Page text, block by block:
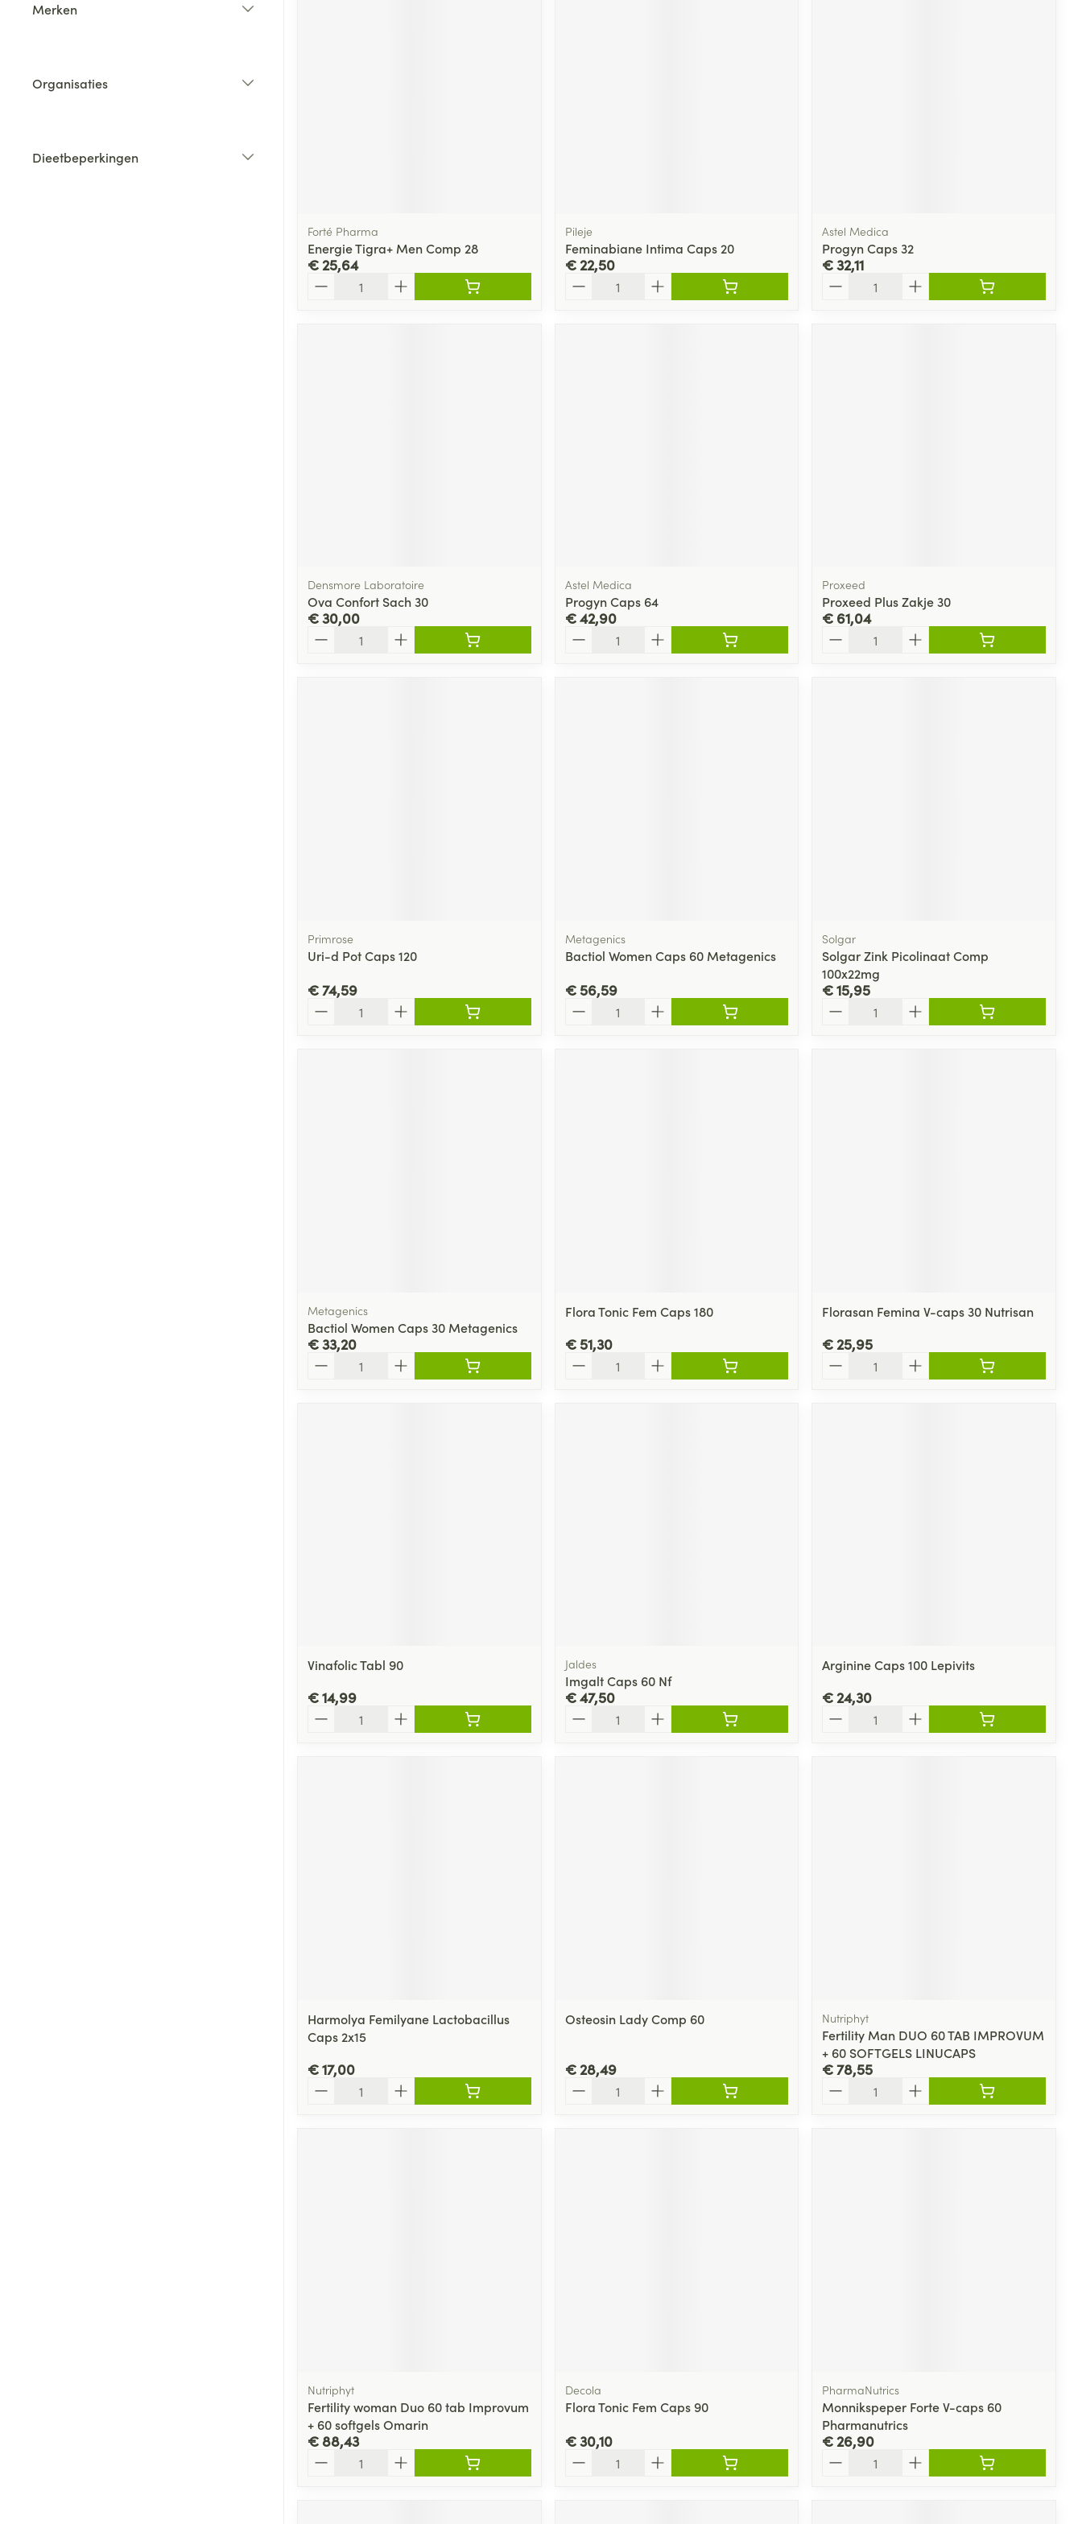
Merken
Organisaties
Dieetbeperkingen
Forté Pharma
Energie Tigra+ Men Comp 28
€ 25,64
Pileje
Feminabiane Intima Caps 20
€ 22,50
Astel Medica
Progyn Caps 32
€ 32,11
Densmore Laboratoire
Ova Confort Sach 30
€ 30,00
Astel Medica
Progyn Caps 64
€ 42,90
Proxeed
Proxeed Plus Zakje 30
€ 61,04
Primrose
Uri-d Pot Caps 120
€ 74,59
Metagenics
Bactiol Women Caps 60 Metagenics
€ 56,59
Solgar
Solgar Zink Picolinaat Comp
100x22mg
€ 15,95
Metagenics
Bactiol Women Caps 30 Metagenics
€ 33,20
Flora Tonic Fem Caps 180
€ 51,30
Florasan Femina V-caps 30 Nutrisan
€ 25,95
Vinafolic Tabl 90
€ 14,99
Jaldes
Imgalt Caps 60 Nf
€ 47,50
Arginine Caps 100 Lepivits
€ 24,30
Harmolya Femilyane Lactobacillus
Caps 2x15
€ 17,00
Osteosin Lady Comp 60
€ 28,49
Nutriphyt
Fertility Man DUO 60 TAB IMPROVUM
+ 60 SOFTGELS LINUCAPS
€ 78,55
Nutriphyt
Fertility woman Duo 60 tab Improvum
+ 60 softgels Omarin
€ 88,43
Decola
Flora Tonic Fem Caps 90
€ 30,10
PharmaNutrics
Monnikspeper Forte V-caps 60
Pharmanutrics
€ 26,90